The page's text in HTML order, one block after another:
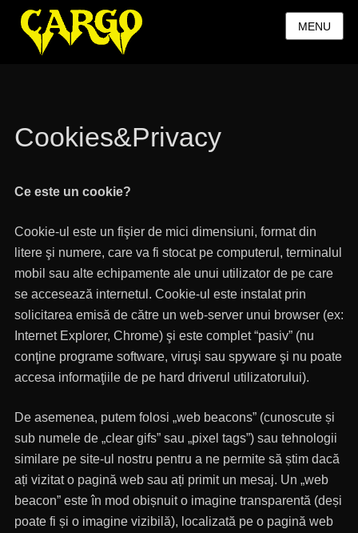
MENU
Cookies&Privacy
Ce este un cookie?
Cookie-ul este un fişier de mici dimensiuni, format din
litere şi numere, care va fi stocat pe computerul, terminalul
mobil sau alte echipamente ale unui utilizator de pe care
se accesează internetul. Cookie-ul este instalat prin
solicitarea emisă de către un web-server unui browser (ex:
Internet Explorer, Chrome) şi este complet “pasiv” (nu
conţine programe software, viruşi sau spyware şi nu poate
accesa informaţiile de pe hard driverul utilizatorului).
De asemenea, putem folosi „web beacons” (cunoscute și
sub numele de „clear gifs” sau „pixel tags”) sau tehnologii
similare pe site-ul nostru pentru a ne permite să știm dacă
ați vizitat o pagină web sau ați primit un mesaj. Un „web
beacon” este în mod obișnuit o imagine transparentă (deși
poate fi și o imagine vizibilă), localizată pe o pagină web